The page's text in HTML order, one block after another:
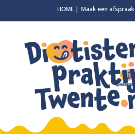
HOME Maak een afspraak